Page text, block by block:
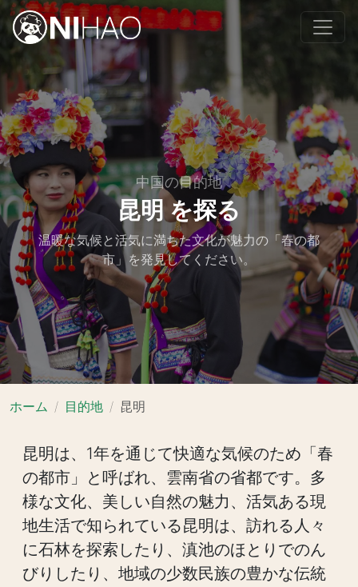
中国の目的地
昆明 を探る
温暖な気候と活気に満ちた文化が魅力の「春の都
市」を発見してください。
ホーム 目的地 昆明
昆明は、1年を通じて快適な気候のため「春
の都市」と呼ばれ、雲南省の省都です。多
様な文化、美しい自然の魅力、活気ある現
地生活で知られている昆明は、訪れる人々
に石林を探索したり、滇池のほとりでのん
びりしたり、地域の少数民族の豊かな伝統